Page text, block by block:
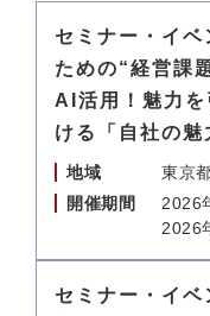
セミナー・イ
ための“経営課
AI活用！魅力
ける「自社の魅
地域
東京
開催期間
2026
2026
セミナー・イ